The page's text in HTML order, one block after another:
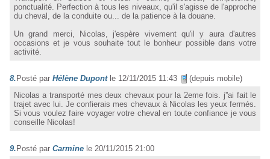
ponctualité. Perfection à tous les niveaux, qu'il s'agisse de l'approche
du cheval, de la conduite ou... de la patience à la douane.
Un grand merci, Nicolas, j'espère vivement qu'il y aura d'autres
occasions et je vous souhaite tout le bonheur possible dans votre
activité.
8. Posté par Hélène Dupont le 12/11/2015 11:43
(depuis mobile)
Nicolas a transporté mes deux chevaux pour la 2eme fois. j''ai fait le
trajet avec lui. Je confierais mes chevaux à Nicolas les yeux fermés.
Si vous voulez faire voyager votre cheval en toute confiance je vous
conseille Nicolas!
9.Posté par Carmine le 20/11/2015 21:00